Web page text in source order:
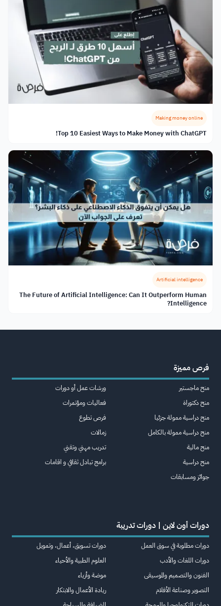
Making money online
Top 10 Easiest Ways to Make Money with ChatGPT!
Artificial intelligence
The Future of Artificial Intelligence: Can It Outperform Human
Intelligence?
فرص مميزة
منح ماجستير
منح دكتوراة
منح دراسية ممولة جزئيا
منح دراسية ممولة بالكامل
منح مالية
منح دراسية
جوائز ومسابقات
ورشات عمل أو دورات
فعاليات ومؤتمرات
فرص تطوع
زمالات
تدريب مهني وتقني
برامج تبادل ثقافي و اقامات
دورات أون لاين | دورات تدريبة
دورات مطلوبة في سوق العمل
دورات اللغات والأدب
الفنون والتصميم والموسيقى
التصوير وصناعة الأفلام
دورات تسويق، أعمال، وتمويل
العلوم الطبية والأحياء
موضة وأزياء
ريادة الأعمال والابتكار